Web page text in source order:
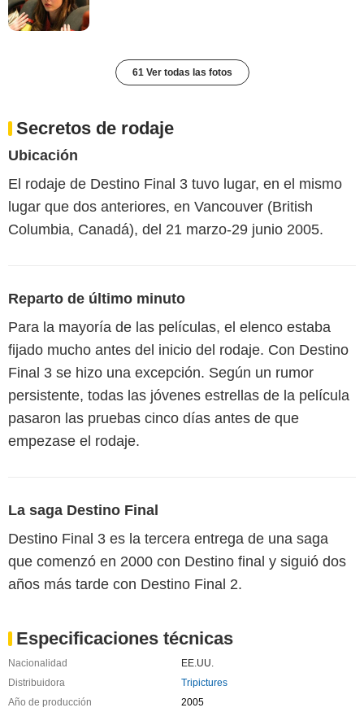
61 Ver todas las fotos
Secretos de rodaje
Ubicación
El rodaje de Destino Final 3 tuvo lugar, en el mismo
lugar que dos anteriores, en Vancouver (British
Columbia, Canadá), del 21 marzo-29 junio 2005.
Reparto de último minuto
Para la mayoría de las películas, el elenco estaba
fijado mucho antes del inicio del rodaje. Con Destino
Final 3 se hizo una excepción. Según un rumor
persistente, todas las jóvenes estrellas de la película
pasaron las pruebas cinco días antes de que
empezase el rodaje.
La saga Destino Final
Destino Final 3 es la tercera entrega de una saga
que comenzó en 2000 con Destino final y siguió dos
años más tarde con Destino Final 2.
Especificaciones técnicas
Nacionalidad
EE.UU.
Distribuidora
Tripictures
Año de producción
2005